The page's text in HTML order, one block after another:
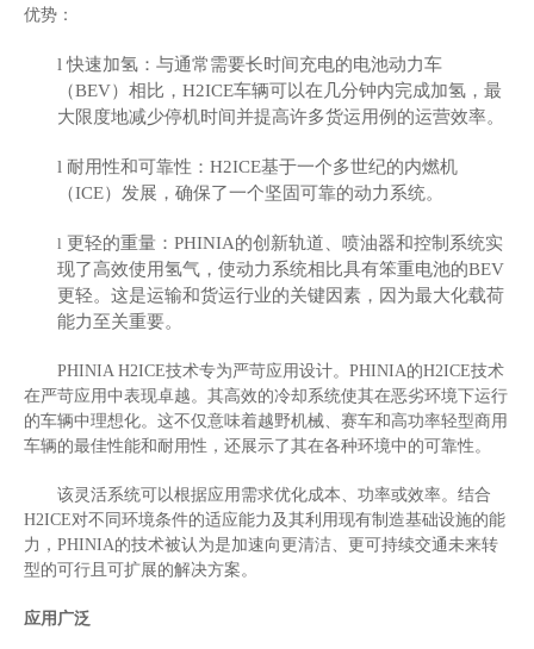
优势：
l 快速加氢：与通常需要长时间充电的电池动力车
（BEV）相比，H2ICE车辆可以在几分钟内完成加氢，最
大限度地减少停机时间并提高许多货运用例的运营效率。
l 耐用性和可靠性：H2ICE基于一个多世纪的内燃机
（ICE）发展，确保了一个坚固可靠的动力系统。
l 更轻的重量：PHINIA的创新轨道、喷油器和控制系统实
现了高效使用氢气，使动力系统相比具有笨重电池的BEV
更轻。这是运输和货运行业的关键因素，因为最大化载荷
能力至关重要。
PHINIA H2ICE技术专为严苛应用设计。 PHINIA的H2ICE技术
在严苛应用中表现卓越。其高效的冷却系统使其在恶劣环境下运行
的车辆中理想化。这不仅意味着越野机械、赛车和高功率轻型商用
车辆的最佳性能和耐用性，还展示了其在各种环境中的可靠性。
该灵活系统可以根据应用需求优化成本、功率或效率。结合
H2ICE对不同环境条件的适应能力及其利用现有制造基础设施的能
力， PHINIA的技术被认为是加速向更清洁、更可持续交通未来转
型的可行且可扩展的解决方案。
应用广泛